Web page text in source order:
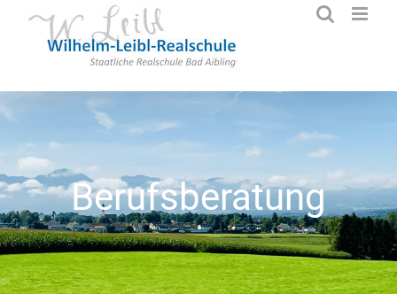
Berufsberatung